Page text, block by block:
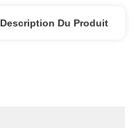
Description Du Produit